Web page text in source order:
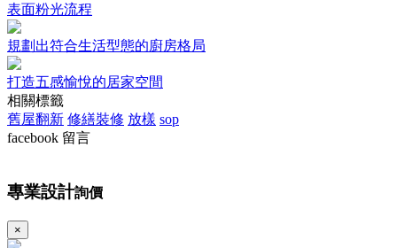
表面粉光流程
規劃出符合生活型態的廚房格局
打造五感愉悅的居家空間
相關標籤
舊屋翻新 修繕裝修 放樣 sop
facebook 留言
專業設計詢價
×